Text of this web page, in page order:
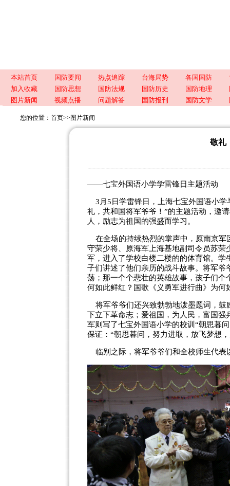
本站首页 国防要闻 热点追踪 台海局势 各国国防
加入收藏
国防思想 国防法规 国防历史 国防地理
图片新闻
视频点播 问题解答 国防报刊 国防文学
您的位置： 首页>> 图片新闻
敬礼
——七宝外国语小学学雷锋日主题活动
3月5日学雷锋日，上海七宝外国语小学
礼，共和国将军爷爷！”的主题活动，邀
人，励志为祖国的强盛而学习。
在全场的持续热烈的掌声中，原南京军
守荣少将、原海军上海基地副司令员苏
军，进入了学校白楼二楼的的体育馆。
子们讲述了他们亲历的战斗故事。将军
荡；那一个个悲壮的英雄故事，孩子们
何如此鲜红？国歌《义勇军进行曲》为何
将军爷爷们还兴致勃勃地泼墨题词，鼓
下立下革命志；爱祖国，为人民，富国强
军则写了七宝外国语小学的校训“朝思暮
保证：“朝思暮问，努力进取，放飞梦想
临别之际，将军爷爷们和全校师生代表